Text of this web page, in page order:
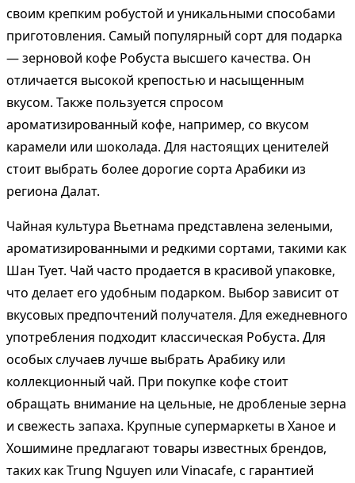
своим крепким робустой и уникальными способами
приготовления. Самый популярный сорт для подарка
— зерновой кофе Робуста высшего качества. Он
отличается высокой крепостью и насыщенным
вкусом. Также пользуется спросом
ароматизированный кофе, например, со вкусом
карамели или шоколада. Для настоящих ценителей
стоит выбрать более дорогие сорта Арабики из
региона Далат.
Чайная культура Вьетнама представлена зелеными,
ароматизированными и редкими сортами, такими как
Шан Тует. Чай часто продается в красивой упаковке,
что делает его удобным подарком. Выбор зависит от
вкусовых предпочтений получателя. Для ежедневного
употребления подходит классическая Робуста. Для
особых случаев лучше выбрать Арабику или
коллекционный чай. При покупке кофе стоит
обращать внимание на цельные, не дробленые зерна
и свежесть запаха. Крупные супермаркеты в Ханое и
Хошимине предлагают товары известных брендов,
таких как Trung Nguyen или Vinacafe, с гарантией